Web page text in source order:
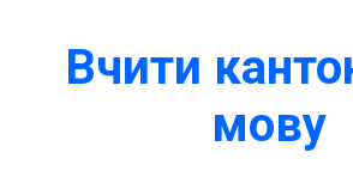
Вчити
мову